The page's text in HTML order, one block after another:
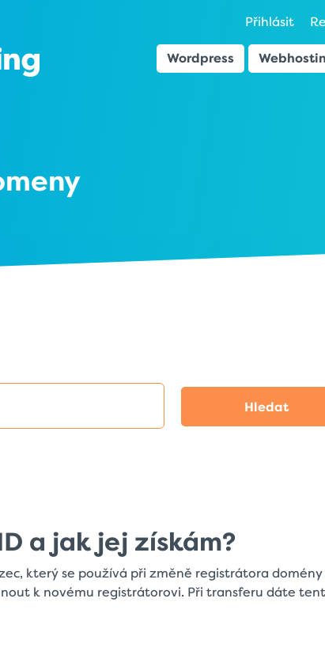
Přihlásit
Wordpress
a jak jej získám?
který se používá při změně registrátora
k novému registrátorovi. Při transferu dáte